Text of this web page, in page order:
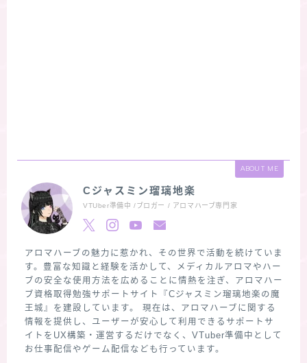
ABOUT ME
Cジャスミン瑠璃地楽
VTUber準備中 /ブロガー / アロマハーブ専門家
アロマハーブの魅力に惹かれ、その世界で活動を続けていま
す。豊富な知識と経験を活かして、メディカルアロマやハー
ブの安全な使用方法を広めることに情熱を注ぎ、アロマハー
ブ資格取得勉強サポートサイト『Cジャスミン瑠璃地楽の魔
王城』を建設しています。 現在は、アロマハーブに関する
情報を提供し、ユーザーが安心して利用できるサポートサ
イトをUX構築・運営するだけでなく、VTuber準備中として
お仕事配信やゲーム配信なども行っています。